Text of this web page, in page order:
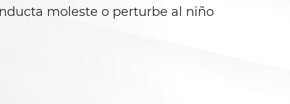
moleste o perturbe al niño